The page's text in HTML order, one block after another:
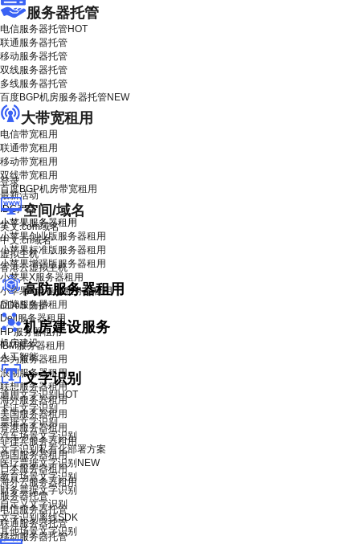
服务器托管
电信服务器托管HOT
联通服务器托管
移动服务器托管
双线服务器托管
多线服务器托管
百度BGP机房服务器托管NEW
大带宽租用
电信带宽租用
联通带宽租用
移动带宽租用
双线带宽租用
百度BGP机房带宽租用
空间/域名
英文.com域名
中文.cn域名
虚拟主机
香港云虚拟主机
高防服务器租用
DDoS 防护
机房建设服务
机房建设
人工智能
文字识别
通用文字识别 HOT
卡证文字识别
票据文字识别
汽车场景文字识别
文字识别私有化部署方案
医疗票据文字识别 NEW
教育场景文字识别
财务票据文字识别
自定义文字识别
文字识别离线SDK
其他场景文字识别
登录
最新活动
IDC产品
小苹果服务器租用
小苹果创业版服务器租用
小苹果标准版服务器租用
小苹果增强版服务器租用
小苹果X服务器租用
小苹果X青春版服务器租用
品牌服务器租用
Dell服务器租用
HP服务器租用
IBM服务器租用
华为服务器租用
浪潮服务器租用
联想服务器租用
海外服务器租用
美国服务器租用
香港服务器租用
菲律宾服务器租用
韩国服务器租用
日本服务器租用
海外云服务器租用
服务器托管
电信服务器托管
联通服务器托管
移动服务器托管